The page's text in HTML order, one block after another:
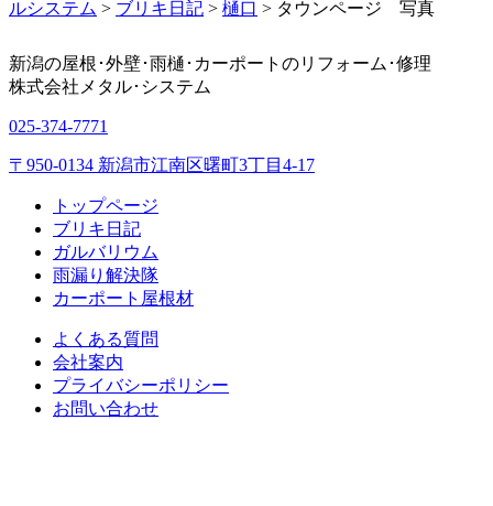
ルシステム > ブリキ日記 > 樋口 > タウンページ 写真
新潟の屋根･外壁･雨樋･カーポートのリフォーム･修理
株式会社 メタル･システム
025-374-7771
〒950-0134 新潟市江南区曙町3丁目4-17
トップページ
ブリキ日記
ガルバリウム
雨漏り解決隊
カーポート屋根材
よくある質問
会社案内
プライバシーポリシー
お問い合わせ